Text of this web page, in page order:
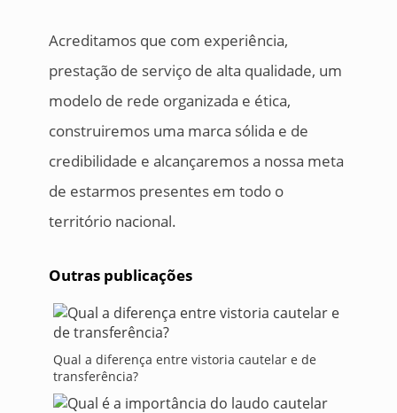
Acreditamos que com experiência,
prestação de serviço de alta qualidade, um
modelo de rede organizada e ética,
construiremos uma marca sólida e de
credibilidade e alcançaremos a nossa meta
de estarmos presentes em todo o
território nacional.
Outras publicações
Qual a diferença entre vistoria cautelar e de
transferência?